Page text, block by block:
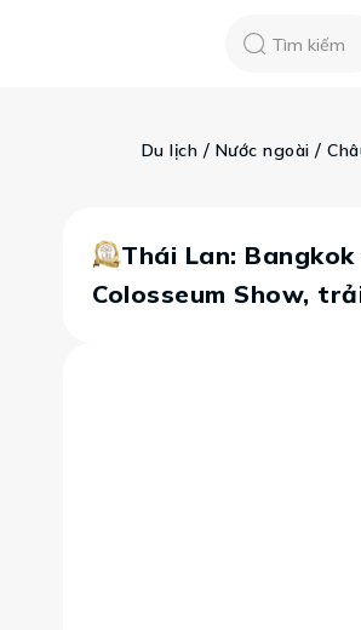
Tìm
Tin tức
Du lịch / Nước ngoài /
Thái Lan:
Colosseum Show,